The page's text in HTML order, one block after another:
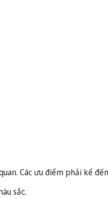
đồ tư duy đạt điểm số cao
học tập của Novateen.
và tổng hợp